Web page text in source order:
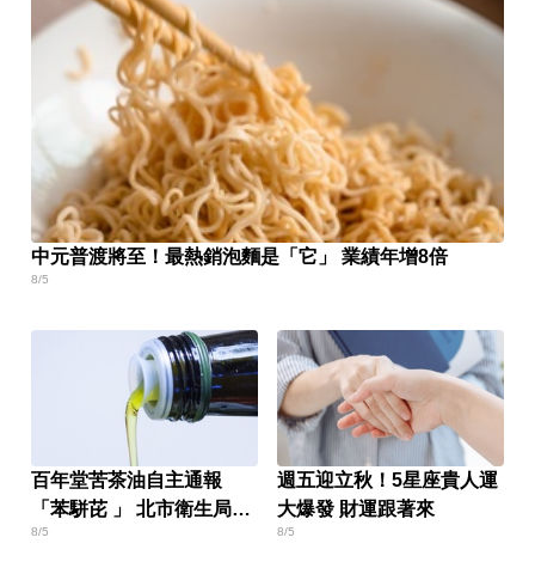
中元普渡將至！最熱銷泡麵是「它」 業績年增8倍
8/5
百年堂苦茶油自主通報
「苯駢芘 」 北市衛生局火
速下架
8/5
週五迎立秋！5星座貴人運
大爆發 財運跟著來
8/5